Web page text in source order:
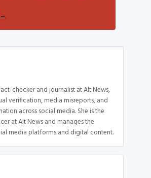
→
checker and journalist at Alt News,
verification, media misreports, and
across social media. She is the
at Alt News and manages the
media platforms and digital content.